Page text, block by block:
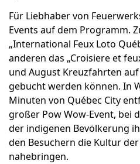
Für Liebhaber von
Events auf dem Programm.
„International Feux Loto
anderen das „Croisiere et
und August Kreuzfahrten
gebucht werden können. In
Minuten von Québec City
großer Pow Wow-Event, bei
der indigenen Bevölkerung
den Besuchern die Kultur
nahebringen.